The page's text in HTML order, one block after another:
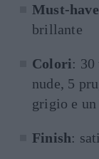
Must-have
brillante
Colori:
nude, 5
grigio e
Finish: